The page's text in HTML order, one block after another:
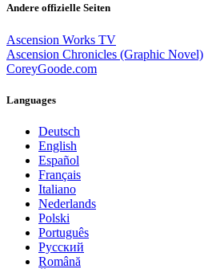
Andere offizielle Seiten
Ascension Works TV
Ascension Chronicles (Graphic Novel)
CoreyGoode.com
Languages
Deutsch
English
Español
Français
Italiano
Nederlands
Polski
Português
Pусский
Română